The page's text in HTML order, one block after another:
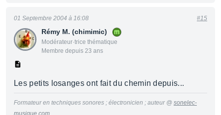
Rémy M. (chimimic)
Modérateur·trice thématique
Membre depuis 23 ans
01 Septembre 2004 à 16:08 #15
Les petits losanges ont fait du chemin depuis...
Formateur en techniques sonores ; électronicien ; auteur @ sonelec-
musique.com